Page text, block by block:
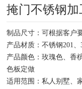
掩门不锈钢加
制品尺寸：可根据客户
产品材质：不锈钢201、
产品颜色：玫瑰色、香
色板定做
适用范围：私人别墅、